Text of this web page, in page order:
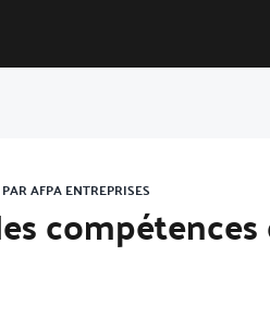
AFPA ENTREPRISES
compétences